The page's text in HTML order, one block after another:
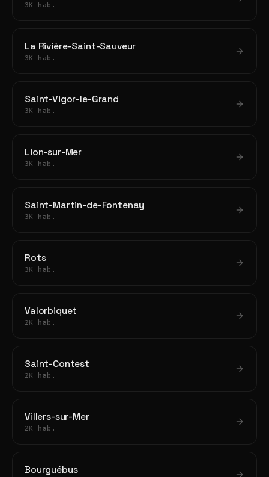
3K hab.
La Rivière-Saint-Sauveur
3K hab.
Saint-Vigor-le-Grand
3K hab.
Lion-sur-Mer
3K hab.
Saint-Martin-de-Fontenay
3K hab.
Rots
3K hab.
Valorbiquet
2K hab.
Saint-Contest
2K hab.
Villers-sur-Mer
2K hab.
Bourguébus